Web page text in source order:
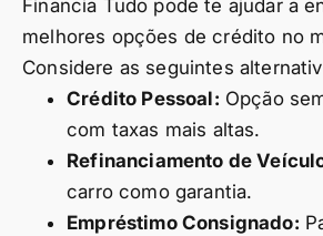
Financia Tudo pode te ajudar a
melhores opções de crédito no
Considere as seguintes
Crédito Pessoal: Opção
com taxas mais altas.
Refinanciamento de
carro como garantia.
Empréstimo Consignado: